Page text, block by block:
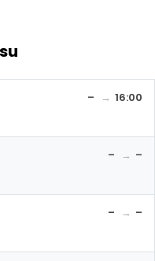
– 16:00
– –
– –